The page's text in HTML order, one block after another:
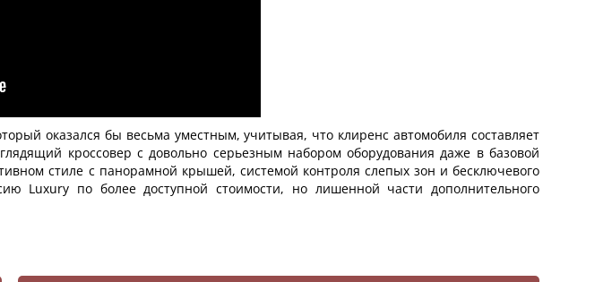
оказался бы весьма уместным, учитывая, что клиренс автомобиля составляет
кроссовер с довольно серьезным набором оборудования даже в базовой
стиле с панорамной крышей, системой контроля слепых зон и бесключевого
Luxury по более доступной стоимости, но лишенной части дополнительного